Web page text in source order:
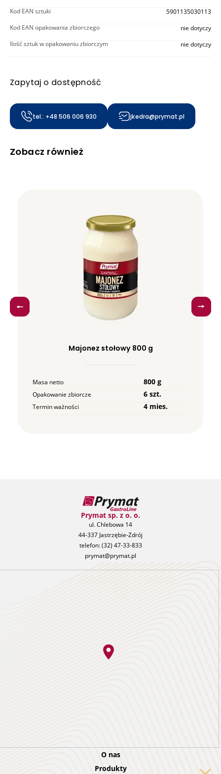
Kod EAN sztuki
5901135030113
Kod EAN opakowania zbiorczego
nie dotyczy
Ilość sztuk w opakowaniu zbiorczym
nie dotyczy
Zapytaj o dostępność
tel.: +48 506 006 930 jkedra@prymat.pl
Zobacz również
Majonez stołowy 800 g
Masa netto 800 g
Opakowanie zbiorcze 6 szt.
Termin ważności 4 mies.
Prymat sp. z o. o.
ul. Chlebowa 14
44-337 Jastrzębie-Zdrój
telefon:(32) 47-33-833
prymat@prymat.pl
O nas
Produkty